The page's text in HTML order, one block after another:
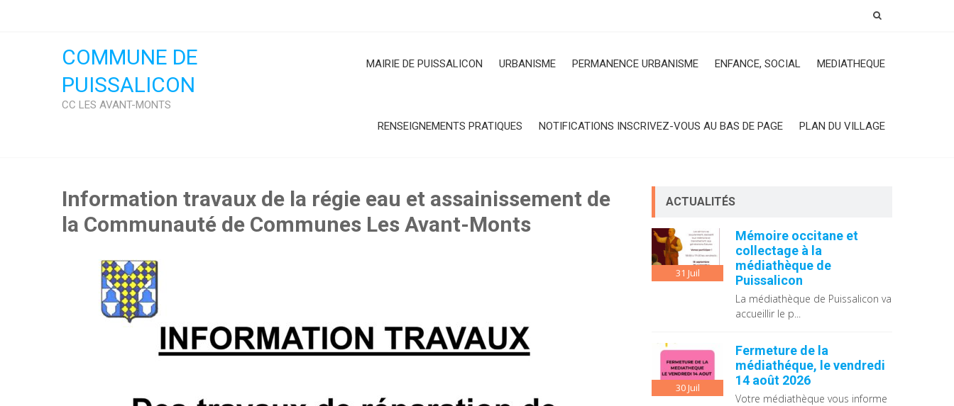
COMMUNE DE
PUISSALICON
CC LES AVANT-MONTS
MAIRIE DE PUISSALICON URBANISME PERMANENCE URBANISME ENFANCE, SOCIAL MEDIATHEQUE
RENSEIGNEMENTS PRATIQUES NOTIFICATIONS INSCRIVEZ-VOUS AU BAS DE PAGE PLAN DU VILLAGE
Information travaux de la régie eau et assainissement de
la Communauté de Communes Les Avant-Monts
ACTUALITÉS
31 Juil
Mémoire occitane et
collectage à la
médiathèque de
Puissalicon
La médiathèque de Puissalicon va
accueillir le p...
30Juil
Fermeture de la
médiathéque, le vendredi
14 août 2026
Votre médiathèque vous informe